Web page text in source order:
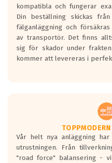
regelverk som börjar gälla
kompatibla och fungerar
Din beställning skickas
fälganläggning och
av transportör. Det finns
sig för skador under
kommer att levereras i
Vår helt nya anläggning
utrustningen. Från
"road force" balansering -